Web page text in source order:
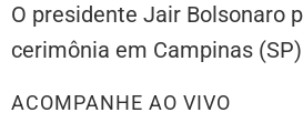
O presidente Jair Bolsonaro
cerimônia em Campinas
ACOMPANHE AO VIVO